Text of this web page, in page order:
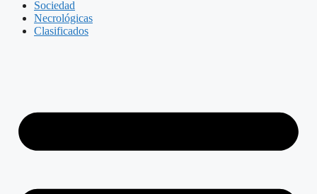
Sociedad
Necrológicas
Clasificados